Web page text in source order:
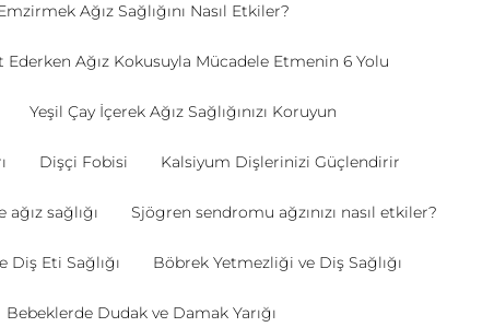
Ağız Sağlığını Nasıl Etkiler?
Ederken Ağız Kokusuyla Mücadele Etmenin 6 Yolu
Yeşil Çay İçerek Ağız Sağlığınızı Koruyun
Dişçi Fobisi Kalsiyum Dişlerinizi Güçlendirir
sağlığı Sjögren sendromu ağzınızı nasıl etkiler?
Diş Eti Sağlığı Böbrek Yetmezliği ve Diş Sağlığı
Bebeklerde Dudak ve Damak Yarığı